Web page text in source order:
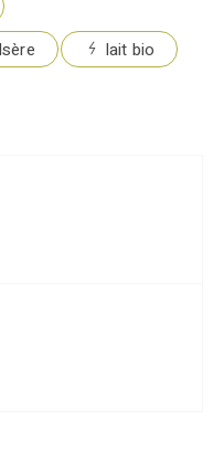
Isère
lait bio